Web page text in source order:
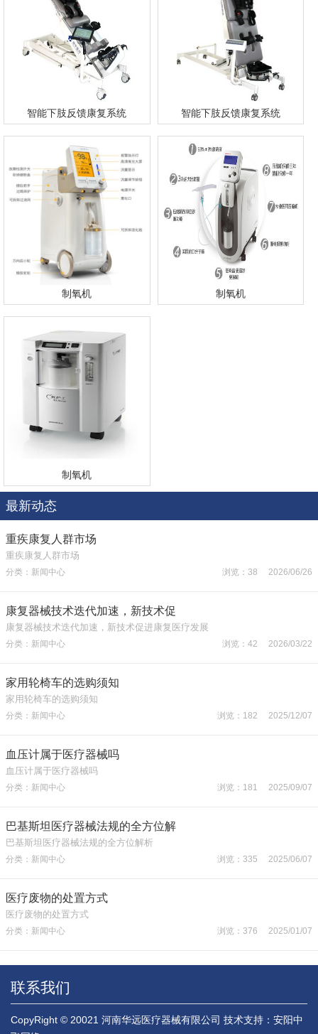
智能下肢反馈康复系统 智能下肢反馈康复系统
制氧机 制氧机
制氧机
最新动态
重疾康复人群市场
重疾康复人群市场
分类：新闻中心 浏览：38 2026/06/26
康复器械技术迭代加速，新技术促
康复器械技术迭代加速，新技术促进康复医疗发展
分类：新闻中心 浏览：42 2026/03/22
家用轮椅车的选购须知
家用轮椅车的选购须知
分类：新闻中心 浏览：182 2025/12/07
血压计属于医疗器械吗
血压计属于医疗器械吗
分类：新闻中心 浏览：181 2025/09/07
巴基斯坦医疗器械法规的全方位解
巴基斯坦医疗器械法规的全方位解析
分类：新闻中心 浏览：335 2025/06/07
医疗废物的处置方式
医疗废物的处置方式
分类：新闻中心 浏览：376 2025/01/07
联系我们
CopyRight © 20021 河南华远医疗器械有限公司 技术支持：安阳中